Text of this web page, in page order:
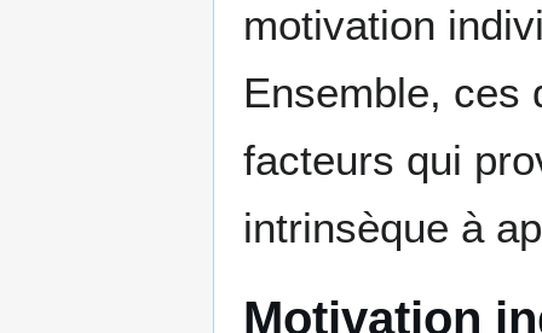
motivation
Ensemble, ces
facteurs qui
intrinsèque à
Motivation